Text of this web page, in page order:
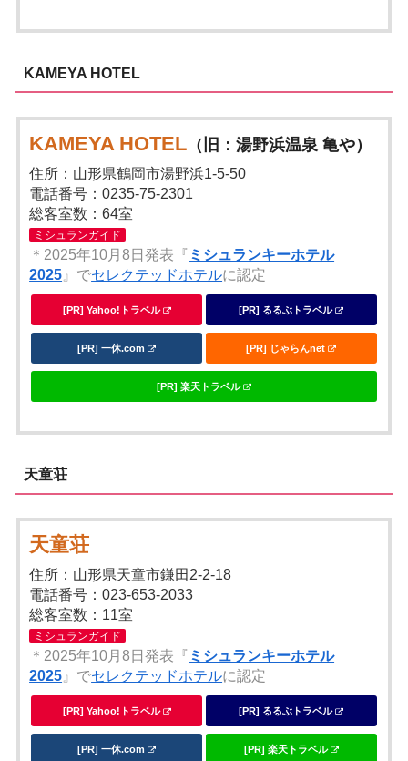
KAMEYA HOTEL
KAMEYA HOTEL （旧：湯野浜温泉 亀や）
住所：山形県鶴岡市湯野浜1-5-50
電話番号：0235-75-2301
総客室数：64室
ミシュランガイド
＊2025年10月8日発表『 ミシュランキーホテル
2025 』でセレクテッドホテルに認定
[PR] Yahoo!トラベル [PR] るるぶトラベル
[PR] 一休.com [PR] じゃらんnet
[PR] 楽天トラベル
天童荘
天童荘
住所：山形県天童市鎌田2-2-18
電話番号：023-653-2033
総客室数：11室
ミシュランガイド
＊2025年10月8日発表『 ミシュランキーホテル
2025 』でセレクテッドホテルに認定
[PR] Yahoo!トラベル [PR] るるぶトラベル
[PR] 一休.com [PR] 楽天トラベル